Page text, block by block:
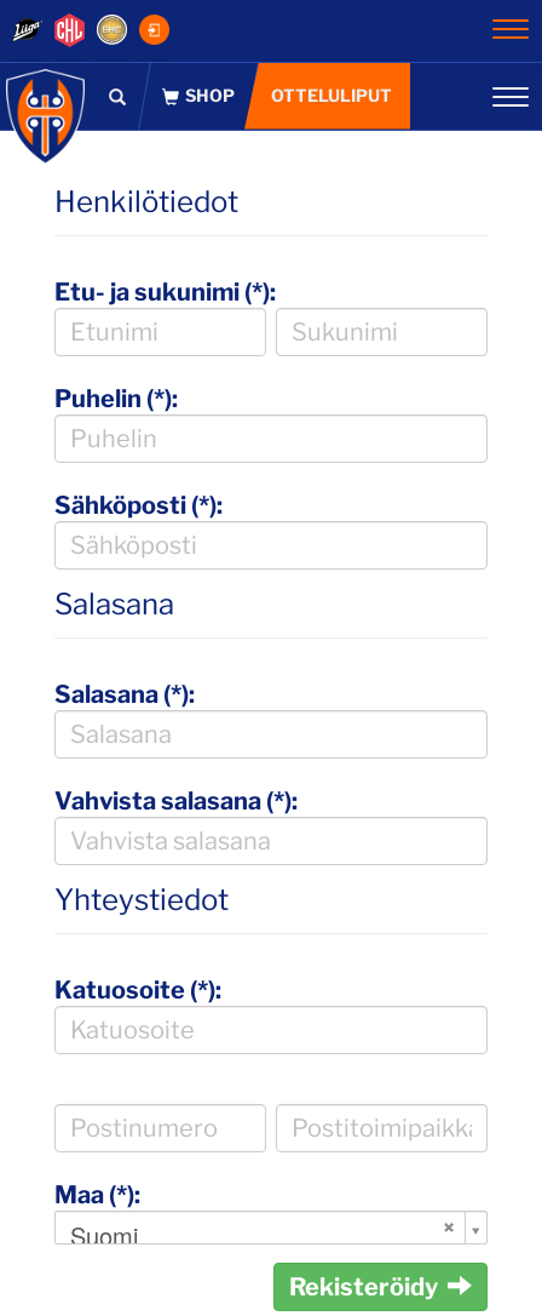
OTTELULIPUT
Henkilötiedot
Etu- ja sukunimi (*):
Puhelin (*):
Sähköposti (*):
Salasana
Salasana (*):
Vahvista salasana (*):
Yhteystiedot
Katuosoite (*):
Maa (*):
Suomi
Rekisteröidy